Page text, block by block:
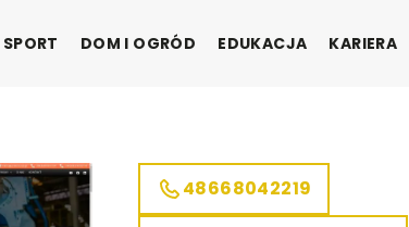
SPORT DOM I OGRÓD EDUKACJA KARIERA
48668042219